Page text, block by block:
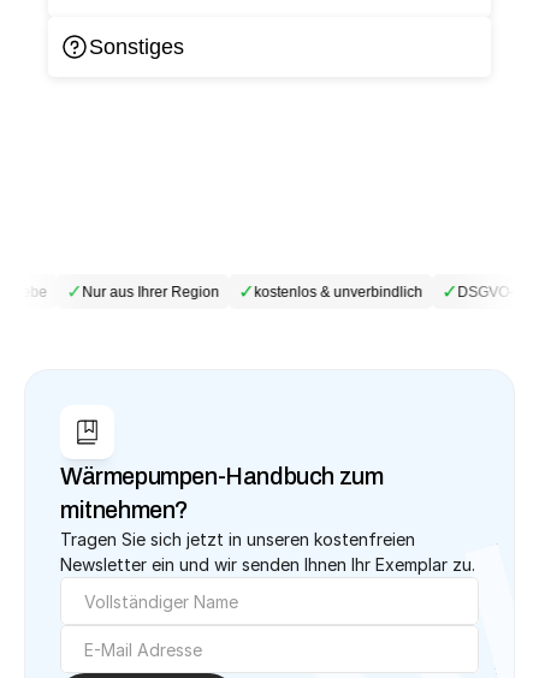
Sonstiges
✓Nur aus Ihrer Region ✓kostenlos & unverbindlich ✓DSGVO-
Wärmepumpen-Handbuch zum
mitnehmen?
Tragen Sie sich jetzt in unseren kostenfreien
Newsletter ein und wir senden Ihnen Ihr Exemplar zu.